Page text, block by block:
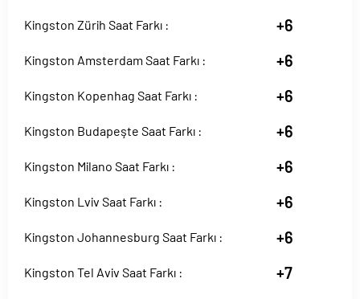
Kingston Zürih Saat Farkı : +6
Kingston Amsterdam Saat Farkı : +6
Kingston Kopenhag Saat Farkı : +6
Kingston Budapeşte Saat Farkı : +6
Kingston Milano Saat Farkı : +6
Kingston Lviv Saat Farkı : +6
Kingston Johannesburg Saat Farkı : +6
Kingston Tel Aviv Saat Farkı : +7